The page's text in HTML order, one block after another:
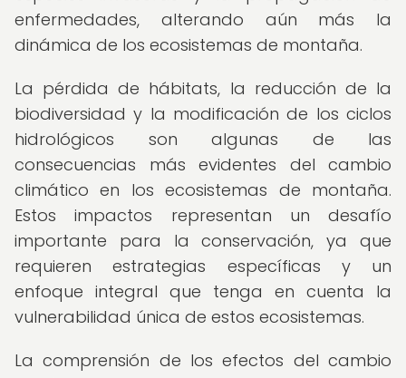
enfermedades, alterando aún más la
dinámica de los ecosistemas de montaña.
La pérdida de hábitats, la reducción de la
biodiversidad y la modificación de los ciclos
hidrológicos son algunas de las
consecuencias más evidentes del cambio
climático en los ecosistemas de montaña.
Estos impactos representan un desafío
importante para la conservación, ya que
requieren estrategias específicas y un
enfoque integral que tenga en cuenta la
vulnerabilidad única de estos ecosistemas.
La comprensión de los efectos del cambio